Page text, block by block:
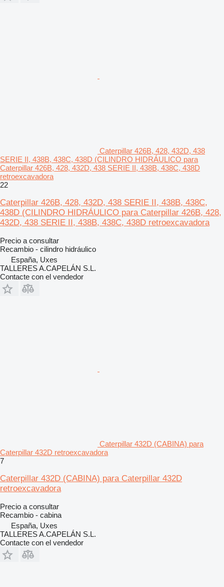
Caterpillar 426B, 428, 432D, 438
SERIE II, 438B, 438C, 438D (CILINDRO HIDRÁULICO para
Caterpillar 426B, 428, 432D, 438 SERIE II, 438B, 438C, 438D
retroexcavadora
22
Caterpillar 426B, 428, 432D, 438 SERIE II, 438B, 438C,
438D (CILINDRO HIDRÁULICO para Caterpillar 426B, 428,
432D, 438 SERIE II, 438B, 438C, 438D retroexcavadora
Precio a consultar
Recambio - cilindro hidráulico
España, Uxes
TALLERES A.CAPELÁN S.L.
Contacte con el vendedor
Caterpillar 432D (CABINA) para
Caterpillar 432D retroexcavadora
7
Caterpillar 432D (CABINA) para Caterpillar 432D
retroexcavadora
Precio a consultar
Recambio - cabina
España, Uxes
TALLERES A.CAPELÁN S.L.
Contacte con el vendedor